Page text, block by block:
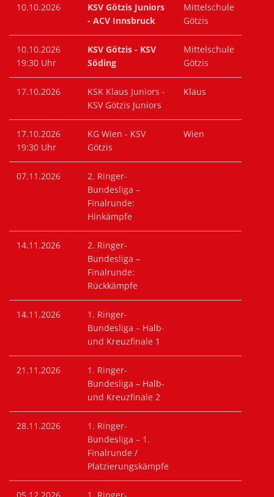
10.10.2026
KSV Götzis Juniors
- ACV Innsbruck
Mittelschule
Götzis
10.10.2026
19:30 Uhr
KSV Götzis - KSV
Söding
Mittelschule
Götzis
17.10.2026
KSK Klaus Juniors -
KSV Götzis Juniors
Klaus
17.10.2026
19:30 Uhr
KG Wien - KSV
Götzis
Wien
07.11.2026
2. Ringer-
Bundesliga –
Finalrunde:
Hinkämpfe
14.11.2026
2. Ringer-
Bundesliga –
Finalrunde:
Rückkämpfe
14.11.2026
1. Ringer-
Bundesliga – Halb-
und Kreuzfinale 1
21.11.2026
1. Ringer-
Bundesliga – Halb-
und Kreuzfinale 2
28.11.2026
1. Ringer-
Bundesliga – 1.
Finalrunde /
Platzierungskämpfe